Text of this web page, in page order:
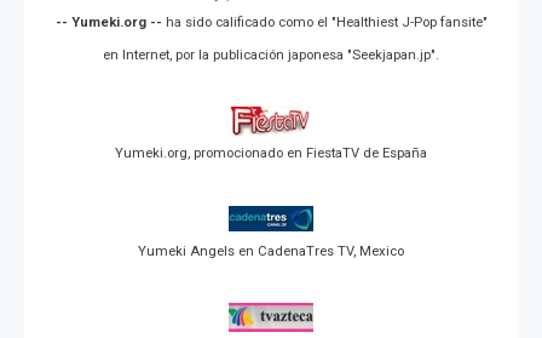
-- Yumeki.org -- ha sido calificado como el "Healthiest J-Pop fansite"
en Internet, por la publicación japonesa "Seekjapan.jp".
Yumeki.org, promocionado en FiestaTV de España
Yumeki Angels en CadenaTres TV, Mexico